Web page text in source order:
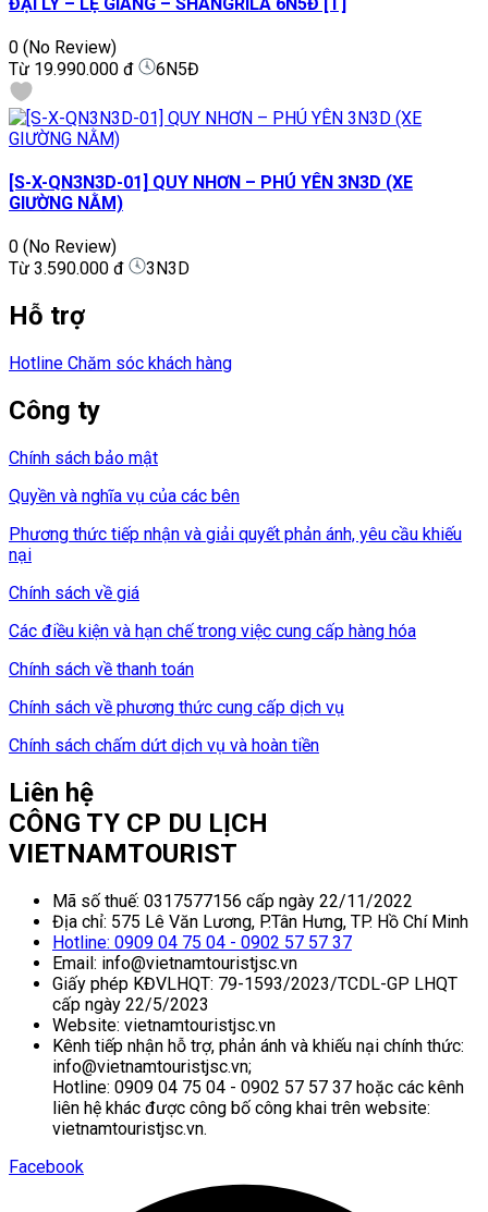
0 (No Review)
Từ 19.990.000 đ 6N5Đ
[S-X-QN3N3D-01] QUY NHƠN – PHÚ YÊN 3N3D (XE
GIƯỜNG NẰM)
0 (No Review)
Từ 3.590.000 đ 3N3D
Hỗ trợ
Hotline Chăm sóc khách hàng
Công ty
Chính sách bảo mật
Quyền và nghĩa vụ của các bên
Phương thức tiếp nhận và giải quyết phản ánh, yêu cầu khiếu
nại
Chính sách về giá
Các điều kiện và hạn chế trong việc cung cấp hàng hóa
Chính sách về thanh toán
Chính sách về phương thức cung cấp dịch vụ
Chính sách chấm dứt dịch vụ và hoàn tiền
Liên hệ
CÔNG TY CP DU LỊCH
VIETNAMTOURIST
Mã số thuế: 0317577156 cấp ngày 22/11/2022
Địa chỉ: 575 Lê Văn Lương, P.Tân Hưng, TP. Hồ Chí Minh
Hotline: 0909 04 75 04 - 0902 57 57 37
Email: info@vietnamtouristjsc.vn
Giấy phép KĐVLHQT: 79-1593/2023/TCDL-GP LHQT
cấp ngày 22/5/2023
Website: vietnamtouristjsc.vn
Kênh tiếp nhận hỗ trợ, phản ánh và khiếu nại chính thức:
info@vietnamtouristjsc.vn;
Hotline: 0909 04 75 04 - 0902 57 57 37 hoặc các kênh
liên hệ khác được công bố công khai trên website:
vietnamtouristjsc.vn.
Facebook